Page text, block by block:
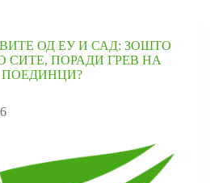
ОД ЕУ И САД: ЗОШТО
ПОРАДИ ГРЕВ НА
ПОЕДИНЦИ?